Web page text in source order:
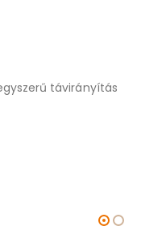
távirányítás